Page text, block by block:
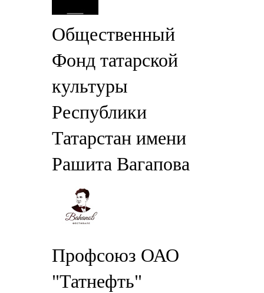
Общественный
Фонд татарской
культуры
Республики
Татарстан имени
Рашита Вагапова
Профсоюз ОАО
"Татнефть"